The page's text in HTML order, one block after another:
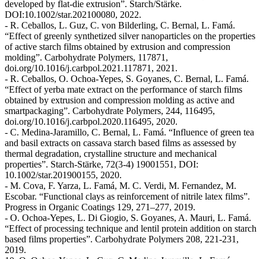
developed by flat-die extrusion”. Starch/Stärke.
DOI:10.1002/star.202100080, 2022.
- R. Ceballos, L. Guz, C. von Bilderling, C. Bernal, L. Famá.
“Effect of greenly synthetized silver nanoparticles on the properties
of active starch films obtained by extrusion and compression
molding”. Carbohydrate Polymers, 117871,
doi.org/10.1016/j.carbpol.2021.117871, 2021.
- R. Ceballos, O. Ochoa-Yepes, S. Goyanes, C. Bernal, L. Famá.
“Effect of yerba mate extract on the performance of starch films
obtained by extrusion and compression molding as active and
smartpackaging”. Carbohydrate Polymers, 244, 116495,
doi.org/10.1016/j.carbpol.2020.116495, 2020.
- C. Medina-Jaramillo, C. Bernal, L. Famá. “Influence of green tea
and basil extracts on cassava starch based films as assessed by
thermal degradation, crystalline structure and mechanical
properties”. Starch-Stärke, 72(3-4) 19001551, DOI:
10.1002/star.201900155, 2020.
- M. Cova, F. Yarza, L. Famá, M. C. Verdi, M. Fernandez, M.
Escobar. “Functional clays as reinforcement of nitrile latex films”.
Progress in Organic Coatings 129, 271–277, 2019.
- O. Ochoa-Yepes, L. Di Giogio, S. Goyanes, A. Mauri, L. Famá.
“Effect of processing technique and lentil protein addition on starch
based films properties”. Carbohydrate Polymers 208, 221-231,
2019.